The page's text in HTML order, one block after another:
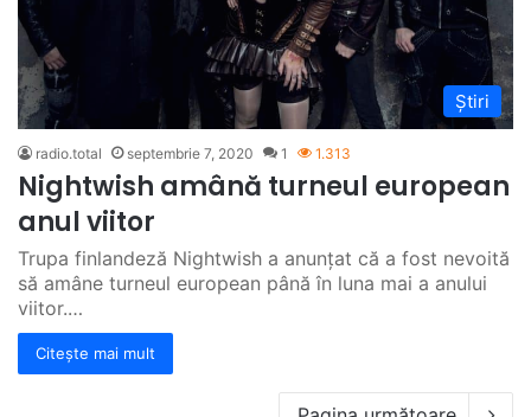
Știri
radio.total septembrie 7, 2020 1 1.313
Nightwish amână turneul european
anul viitor
Trupa finlandeză Nightwish a anunțat că a fost nevoită
să amâne turneul european până în luna mai a anului
viitor.…
Citește mai mult